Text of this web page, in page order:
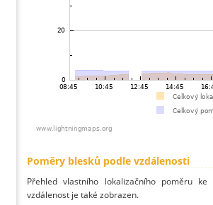
Poměry blesků podle vzdálenosti
Přehled vlastního lokalizačního poměru
vzdálenost je také zobrazen.